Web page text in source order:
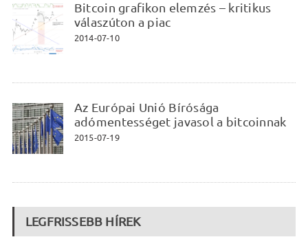
Bitcoin grafikon elemzés – kritikus
válaszúton a piac
2014-07-10
Az Európai Unió Bírósága
adómentességet javasol a bitcoinnak
2015-07-19
LEGFRISSEBB HÍREK